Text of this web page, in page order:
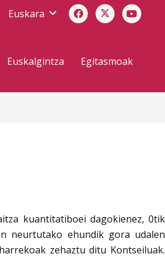
Euskara
Euskalgintza Egitasmoak
kuantitatiboei dagokienez, 0tik
neurtutako ehundik gora udalen
zehaztu ditu Kontseiluak.